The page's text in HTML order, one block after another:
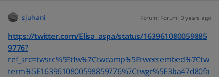
sjuhani Forum|Forum|3 years ago
https://twitter.com/Elisa_aspa/status/163961080059885
9776?
ref_src=twsrc%5Etfw%7Ctwcamp%5Etweetembed%7Ctw
term%5E1639610800598859776%7Ctwgr%5E3ba47d80fa